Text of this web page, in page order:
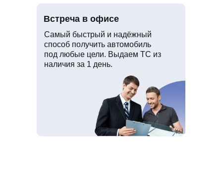
Самый быстрый и надёжный
способ получить автомобиль
под любые цели. Выдаем ТС из
наличия за 1 день.
Встреча в офисе